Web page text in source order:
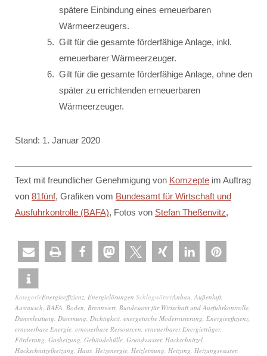
spätere Einbindung eines erneuerbaren
Wärmeerzeugers.
Gilt für die gesamte förderfähige Anlage, inkl.
erneuerbarer Wärmeerzeuger.
Gilt für die gesamte förderfähige Anlage, ohne den
später zu errichtenden erneuerbaren
Wärmeerzeuger.
Stand: 1. Januar 2020
Text mit freundlicher Genehmigung von Komzepte im Auftrag
von 81fünf, Grafiken vom Bundesamt für Wirtschaft und
Ausfuhrkontrolle (BAFA), Fotos von Stefan Theßenvitz,
KategorieEnergieeffizienz, Energielösungen SchlagwörterAnbau, Außenluft,
Austausch, BAFA, Boden, Brennwert, Bundesamt für Wirtschaft und Ausfuhrkontrolle,
Dämmleistung, Dämmung, Dichtigkeit, energetische Modernisierung, Energieeffizienz,
erneuerbare Energie, erneuerbare Ressourcen, erneuerbarer Energieträger,
Förderung, Gasheizung, Gebäudehülle, Grundwasser, Hackschnitzel,
Hackschnitzelheizung, Haus, Heizenergie, Heizleistung, Heizung, Heizungswasser,